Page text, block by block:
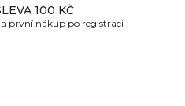
100 KČ
první nákup po registraci